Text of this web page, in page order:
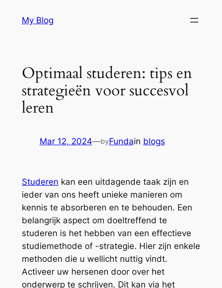
My Blog
Optimaal studeren: tips en
strategieën voor succesvol
leren
Mar 12, 2024—byFundain blogs
Studeren kan een uitdagende taak zijn en
ieder van ons heeft unieke manieren om
kennis te absorberen en te behouden. Een
belangrijk aspect om doeltreffend te
studeren is het hebben van een effectieve
studiemethode of -strategie. Hier zijn enkele
methoden die u wellicht nuttig vindt.
Activeer uw hersenen door over het
onderwerp te schrijven. Dit kan via het